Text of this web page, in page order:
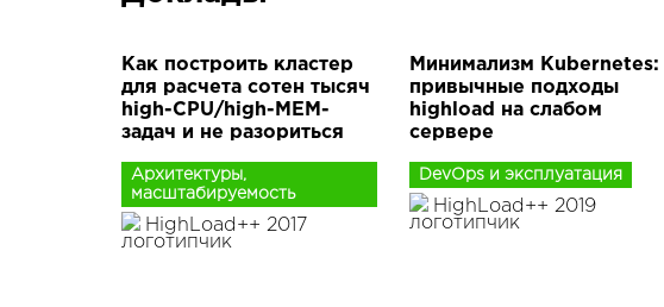
Как построить кластер
для расчета сотен тысяч
high-CPU/high-MEM-
задач и не разориться
Архитектуры,
масштабируемость
HighLoad++ 2017
Минимализм Kubernetes:
привычные подходы
highload на слабом
сервере
DevOps и эксплуатация
HighLoad++ 2019